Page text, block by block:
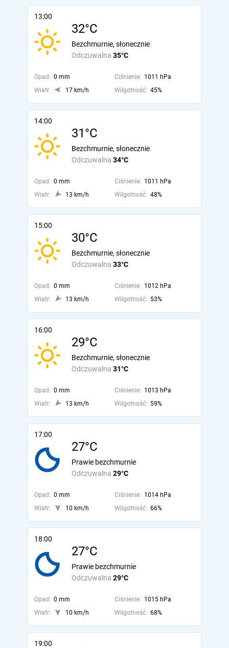
13:00
32°C
Odczuwalna 35°C
Bezchmurnie, słonecznie
Opad: 0 mm Ciśnienie: 1011 hPa
Wiatr:
17 km/h Wilgotność: 45%
14:00
31°C
Odczuwalna 34°C
Bezchmurnie, słonecznie
Opad: 0 mm Ciśnienie: 1011 hPa
Wiatr:
13 km/h Wilgotność: 48%
15:00
30°C
Odczuwalna 33°C
Bezchmurnie, słonecznie
Opad: 0 mm Ciśnienie: 1012 hPa
Wiatr:
13 km/h Wilgotność: 53%
16:00
29°C
Odczuwalna 31°C
Bezchmurnie, słonecznie
Opad: 0 mm Ciśnienie: 1013 hPa
Wiatr:
13 km/h Wilgotność: 59%
17:00
27°C
Odczuwalna 29°C
Prawie bezchmurnie
Opad: 0 mm Ciśnienie: 1014 hPa
Wiatr:
10 km/h Wilgotność: 66%
18:00
27°C
Odczuwalna 29°C
Prawie bezchmurnie
Opad: 0 mm Ciśnienie: 1015 hPa
Wiatr:
10 km/h Wilgotność: 68%
19:00